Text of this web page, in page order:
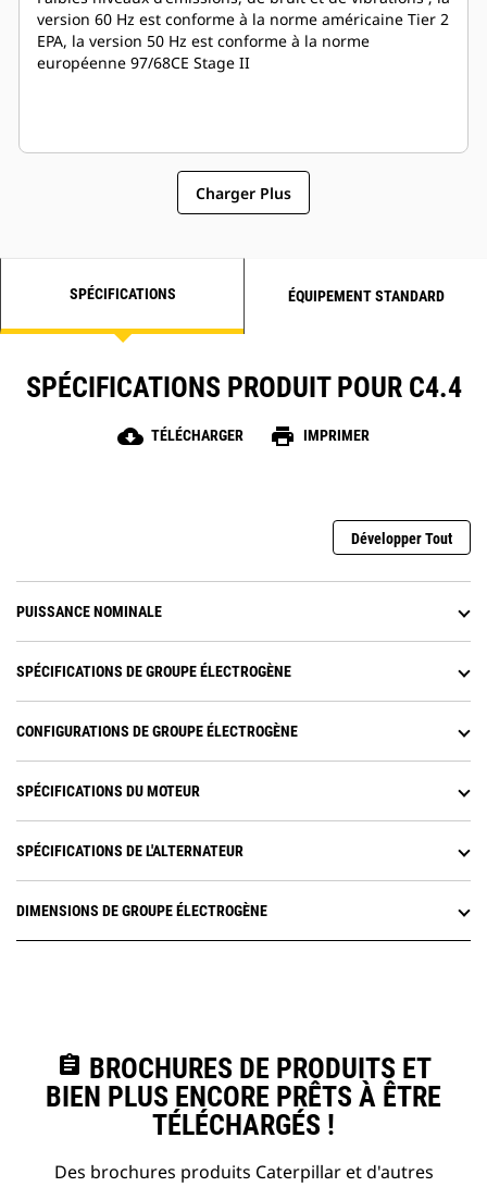
version 60 Hz est conforme à la norme américaine Tier 2
EPA, la version 50 Hz est conforme à la norme
européenne 97/68CE Stage II
Charger Plus
SPÉCIFICATIONS ÉQUIPEMENT STANDARD
SPÉCIFICATIONS PRODUIT POUR C4.4
cloud_download TÉLÉCHARGER print IMPRIMER
Développer Tout
PUISSANCE NOMINALE
SPÉCIFICATIONS DE GROUPE ÉLECTROGÈNE
CONFIGURATIONS DE GROUPE ÉLECTROGÈNE
SPÉCIFICATIONS DU MOTEUR
SPÉCIFICATIONS DE L'ALTERNATEUR
DIMENSIONS DE GROUPE ÉLECTROGÈNE
assignment BROCHURES DE PRODUITS ET
BIEN PLUS ENCORE PRÊTS À ÊTRE
TÉLÉCHARGÉS !
Des brochures produits Caterpillar et d'autres